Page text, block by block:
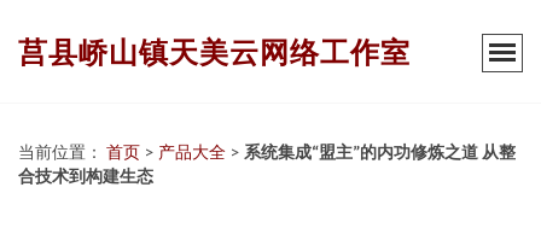
莒县峤山镇天美云网络工作室
当前位置： 首页 > 产品大全 > 系统集成“盟主”的内功修炼之道 从整
合技术到构建生态